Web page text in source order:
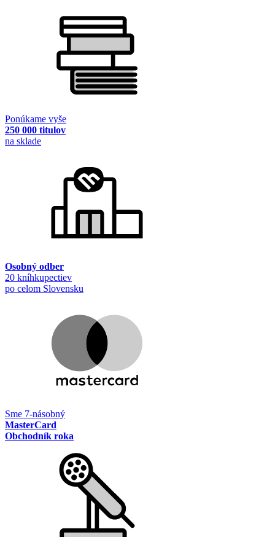
Ponúkame vyše
250 000 titulov
na sklade
Osobný odber
20 kníhkupectiev
po celom Slovensku
Sme 7-násobný
MasterCard
Obchodník roka